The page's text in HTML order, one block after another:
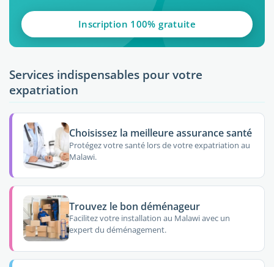
Inscription 100% gratuite
Services indispensables pour votre
expatriation
Choisissez la meilleure assurance santé
Protégez votre santé lors de votre expatriation au
Malawi.
Trouvez le bon déménageur
Facilitez votre installation au Malawi avec un
expert du déménagement.